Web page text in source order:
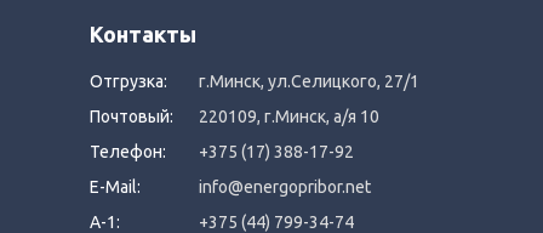
Контакты
Отгрузка:
г.Минск, ул.Селицкого, 27/1
Почтовый:
220109, г.Минск, а/я 10
Телефон:
+375 (17) 388-17-92
E-Mail:
info@energopribor.net
A-1:
+375 (44) 799-34-74